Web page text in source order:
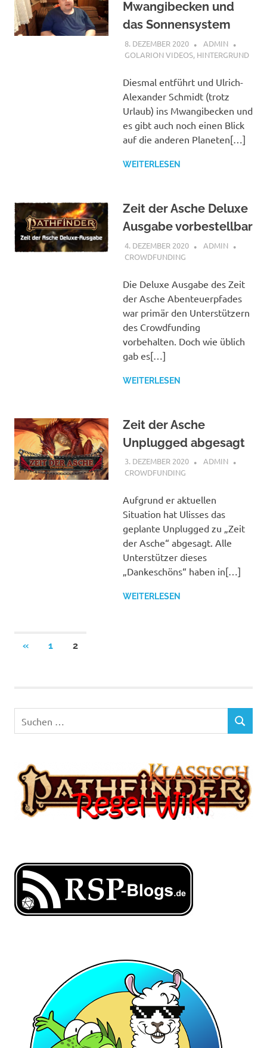
Mwangibecken und
das Sonnensystem
8. DEZEMBER 2020
ADMIN
GOLARION VIDEOS, HINTERGRUND
Diesmal entführt und Ulrich-
Alexander Schmidt (trotz
Urlaub) ins Mwangibecken und
es gibt auch noch einen Blick
auf die anderen Planeten[…]
WEITERLESEN
Zeit der Asche Deluxe
Ausgabe vorbestellbar
4. DEZEMBER 2020
ADMIN
CROWDFUNDING
Die Deluxe Ausgabe des Zeit
der Asche Abenteuerpfades
war primär den Unterstützern
des Crowdfunding
vorbehalten. Doch wie üblich
gab es[…]
WEITERLESEN
Zeit der Asche
Unplugged abgesagt
3. DEZEMBER 2020
ADMIN
CROWDFUNDING
Aufgrund er aktuellen
Situation hat Ulisses das
geplante Unplugged zu „Zeit
der Asche“ abgesagt. Alle
Unterstützer dieses
„Dankeschöns“ haben in[…]
WEITERLESEN
Seitennummerierung
«VORHERIGE
1 2
nach:
SUCHEN